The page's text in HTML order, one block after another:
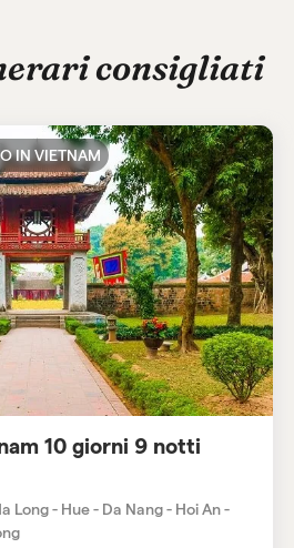
consigliati
IN VIETNAM
10 giorni 9 notti
Long - Hue - Da Nang - Hoi An -